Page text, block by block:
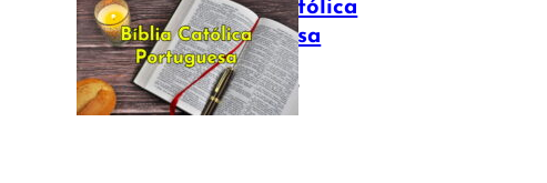
Bíblia Católica
Portuguesa
July 16, 2025